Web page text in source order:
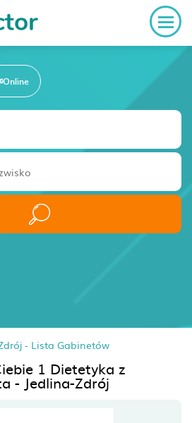
Online
- Lista Gabinetów
1 Dietetyka z
- Jedlina-Zdrój